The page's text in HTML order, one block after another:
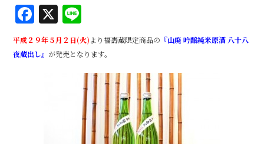
F
a
c
X
n
e
平成２９年５月２日(火)より福壽蔵限定商品の 『山廃 吟醸純米原酒 八十八
夜蔵出し』 が発売となります。